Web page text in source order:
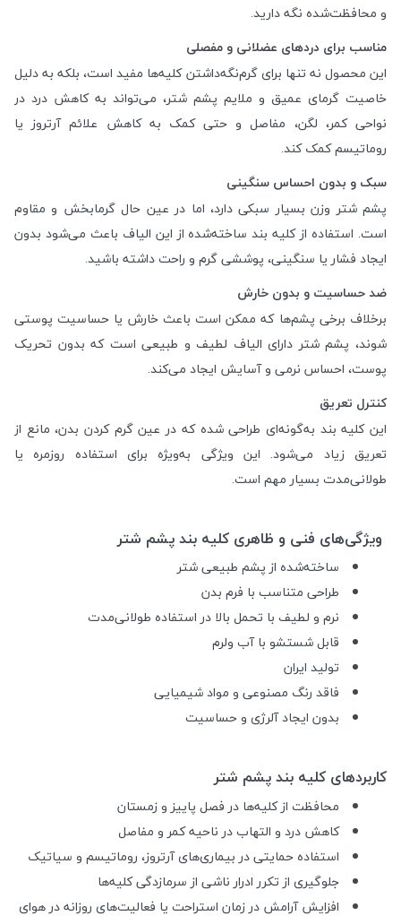
و محافظت‌شده نگه دارید.
مناسب برای دردهای عضلانی و مفصلی
این محصول نه تنها برای گرم‌نگه‌داشتن کلیه‌ها مفید است، بلکه به دلیل
خاصیت گرمای عمیق و ملایم پشم شتر، می‌تواند به کاهش درد در
نواحی کمر، لگن، مفاصل و حتی کمک به کاهش علائم آرتروز یا
روماتیسم کمک کند.
سبک و بدون احساس سنگینی
پشم شتر وزن بسیار سبکی دارد، اما در عین حال گرمابخش و مقاوم
است. استفاده از کلیه بند ساخته‌شده از این الیاف باعث می‌شود بدون
ایجاد فشار یا سنگینی، پوششی گرم و راحت داشته باشید.
ضد حساسیت و بدون خارش
برخلاف برخی پشم‌ها که ممکن است باعث خارش یا حساسیت پوستی
شوند، پشم شتر دارای الیاف لطیف و طبیعی است که بدون تحریک
پوست، احساس نرمی و آسایش ایجاد می‌کند.
کنترل تعریق
این کلیه بند به‌گونه‌ای طراحی شده که در عین گرم کردن بدن، مانع از
تعریق زیاد می‌شود. این ویژگی به‌ویژه برای استفاده روزمره یا
طولانی‌مدت بسیار مهم است.
ویژگی‌های فنی و ظاهری کلیه بند پشم شتر
ساخته‌شده از پشم طبیعی شتر
طراحی متناسب با فرم بدن
نرم و لطیف با تحمل بالا در استفاده طولانی‌مدت
قابل شستشو با آب ولرم
تولید ایران
فاقد رنگ مصنوعی و مواد شیمیایی
بدون ایجاد آلرژی و حساسیت
کاربردهای کلیه بند پشم شتر
محافظت از کلیه‌ها در فصل پاییز و زمستان
کاهش درد و التهاب در ناحیه کمر و مفاصل
استفاده حمایتی در بیماری‌های آرتروز، روماتیسم و سیاتیک
جلوگیری از تکرر ادرار ناشی از سرمازدگی کلیه‌ها
افزایش آرامش در زمان استراحت یا فعالیت‌های روزانه در هوای